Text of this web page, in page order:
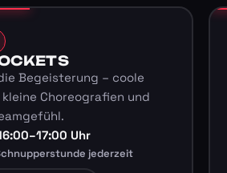
Begeisterung – coole
Choreografien und
Uhr
jederzeit